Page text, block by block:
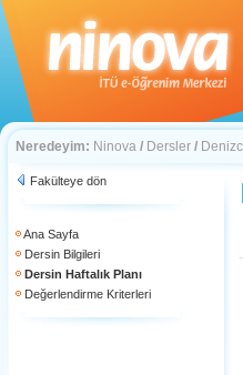
Neredeyim: Ninova / Dersler /
Fakülteye dön
Ana Sayfa
Dersin Bilgileri
Dersin Haftalık Planı
Değerlendirme Kriterleri